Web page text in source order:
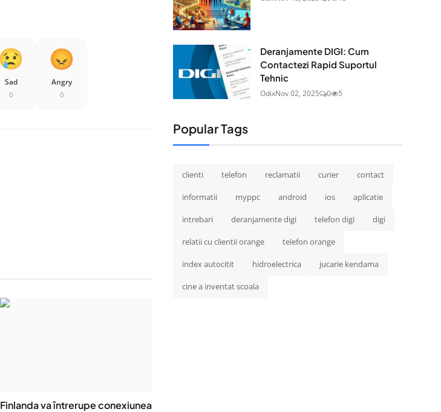
Sad
0
Angry
0
Finlanda va întrerupe conexiunea
Deranjamente DIGI: Cum
Contactezi Rapid Suportul
Tehnic
OdixNov 02, 2025 0 5
Popular Tags
clienti telefon reclamatii curier contact
informatii myppc android ios aplicatie
intrebari deranjamente digi telefon digi digi
relatii cu clientii orange telefon orange
index autocitit hidroelectrica jucarie kendama
cine a inventat scoala